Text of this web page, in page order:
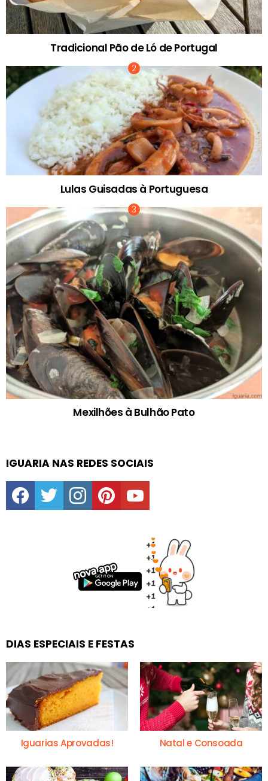
Tradicional Pão de Ló de Portugal
Lulas Guisadas à Portuguesa
Mexilhões à Bulhão Pato
IGUARIA NAS REDES SOCIAIS
facebooktwitter instagrampinterestyoutube
DIAS ESPECIAIS E FESTAS
Iguarias Aprovadas! Natal e Consoada